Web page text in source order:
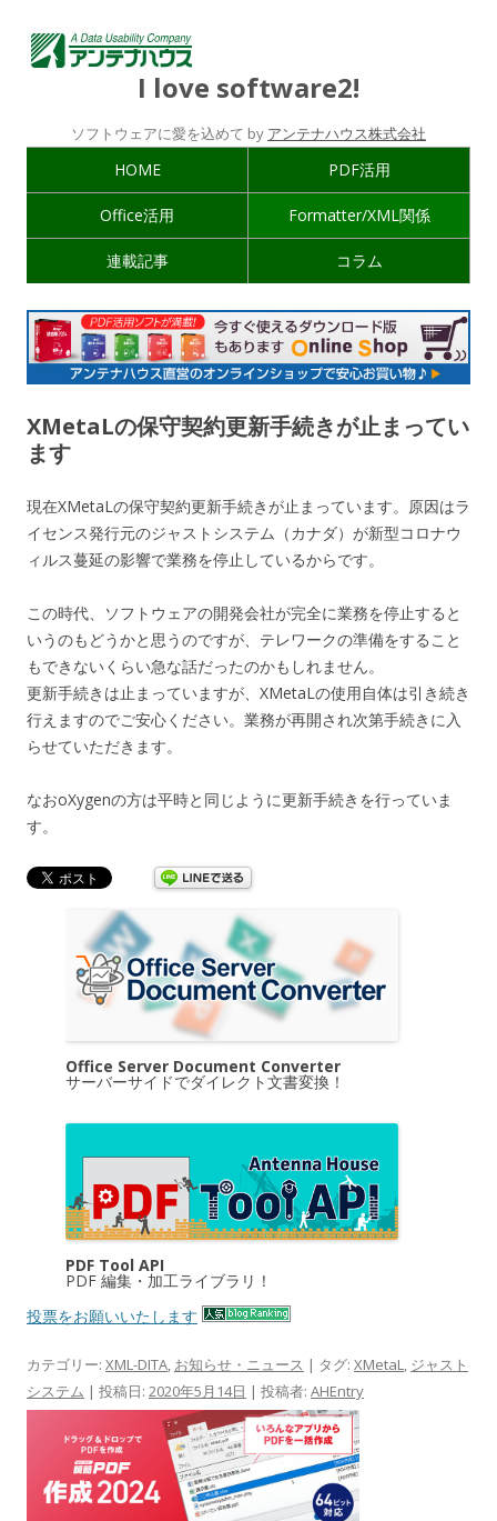
I love software2!
ソフトウェアに愛を込めて by アンテナハウス株式会社
HOME PDF活用
Office活用 Formatter/XML関係
連載記事 コラム
XMetaLの保守契約更新手続きが止まってい
ます
現在XMetaLの保守契約更新手続きが止まっています。原因はラ
イセンス発行元のジャストシステム（カナダ）が新型コロナウ
ィルス蔓延の影響で業務を停止しているからです。
この時代、ソフトウェアの開発会社が完全に業務を停止すると
いうのもどうかと思うのですが、テレワークの準備をすること
もできないくらい急な話だったのかもしれません。
更新手続きは止まっていますが、XMetaLの使用自体は引き続き
行えますのでご安心ください。業務が再開され次第手続きに入
らせていただきます。
なおoXygenの方は平時と同じように更新手続きを行っていま
す。
Office Server Document Converter
サーバーサイドでダイレクト文書変換！
PDF Tool API
PDF 編集・加工ライブラリ！
投票をお願いいたします
カテゴリー: XML-DITA, お知らせ・ニュース | タグ: XMetaL, ジャスト
システム | 投稿日: 2020年5月14日 | 投稿者: AHEntry